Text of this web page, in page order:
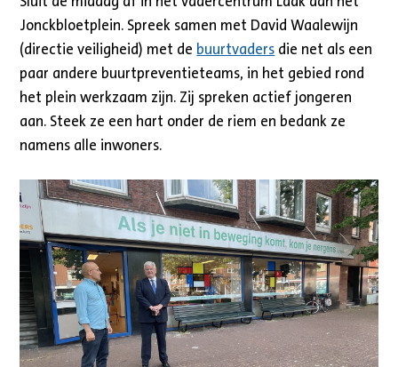
Jonckbloetplein. Spreek samen met David Waalewijn
(directie veiligheid) met de buurtvaders die net als een
paar andere buurtpreventieteams, in het gebied rond
het plein werkzaam zijn. Zij spreken actief jongeren
aan. Steek ze een hart onder de riem en bedank ze
namens alle inwoners.